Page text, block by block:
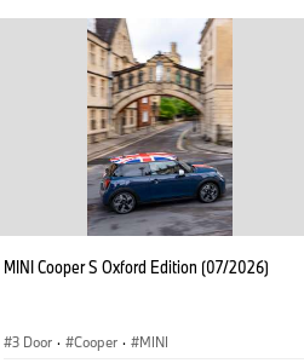
MINI Cooper S Oxford Edition (07/2026)
3 Door · Cooper · MINI